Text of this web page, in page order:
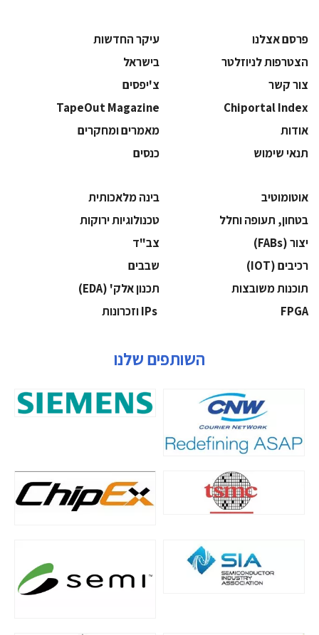
פרסם אצלנו
עיקר החדשות
הצטרפות לניוזלטר
בישראל
צור קשר
צ'יפסים
Chiportal Index
TapeOut Magazine
אודות
מאמרים ומחקרים
תנאי שימוש
כנסים
אוטומוטיב
בינה מלאכותית
בטחון, תעופה וחלל
‫טכנולוגיות ירוקות‬
‫יצור (‪(FABs‬‬
‫צב"ד‬
‫רכיבים‬ (IOT)
‫שבבים‬
‫תוכנות משובצות‬
‫תכנון אלק' (‪(EDA‬‬
‫‪FPGA‬‬
השותפים שלנו